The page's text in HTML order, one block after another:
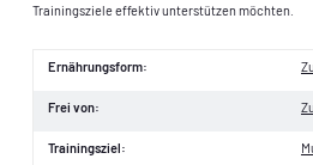
Trainingsziele effektiv unterstützen möchten.
Ernährungsform:
Frei von:
Trainingsziel: